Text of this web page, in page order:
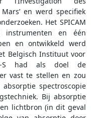
en werd specifiek
Het SPICAM
instrumenten en één
en ontwikkeld werd
Belgisch Instituut voor
S had als doel de
vast te stellen en zou
spectroscopie
Bij absorptie
lichtbron (in dit geval